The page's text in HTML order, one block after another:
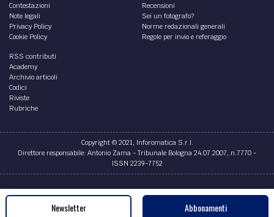
Contestazioni
Note legali
Privacy Policy
Cookie Policy
Recensioni
Sei un fotografo?
Norme redazionali generali
Regole per invio e referaggio
RSS contributi
Academy
Archivio articoli
Codici
Riviste
Rubriche
Copyright © 2021, Inforomatica S.r.l.
Direttore responsabile: Antonio Zama - Tribunale Bologna 24.07.2007, n.7770 -
ISSN 2239-7752
Credits
Newsletter Abbonamenti